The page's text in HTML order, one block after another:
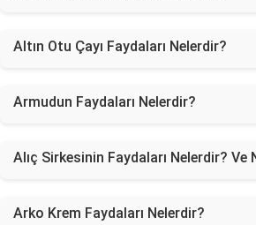
Altın Otu Çayı Faydaları Nelerdir?
Armudun Faydaları Nelerdir?
Alıç Sirkesinin Faydaları Nelerdir? Ve
Arko Krem Faydaları Nelerdir?